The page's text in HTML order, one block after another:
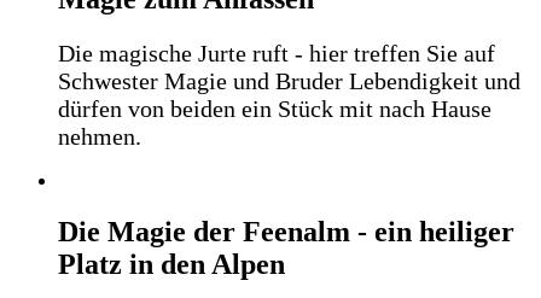
Die magische Jurte ruft - hier treffen Sie auf
Schwester Magie und Bruder Lebendigkeit und
dürfen von beiden ein Stück mit nach Hause
nehmen.
Die Magie der Feenalm - ein heiliger
Platz in den Alpen